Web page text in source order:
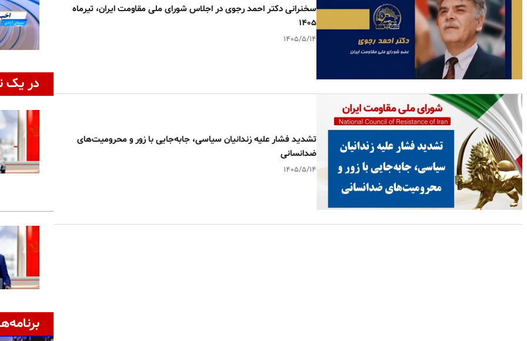
سخنرانی دکتر احمد رجوی در اجلاس شورای ملی مقاومت ایران، تیرماه
۱۴۰۵
۱۴۰۵/۵/۱۴
تشدید فشار علیه زندانیان سیاسی، جابه‌جایی با زور و محرومیت‌های
ضدانسانی
۱۴۰۵/۵/۱۴
در یک